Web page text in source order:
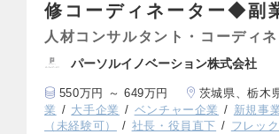
修コーディネーター◆副
人材コンサルタント・コーディ
パーソルイノベーション株式会社
550万円 ～ 649万円 茨城県、栃木
業
大手企業 ベンチャー企業 新規事
（未経験可）
社長・役員直下 フレッ